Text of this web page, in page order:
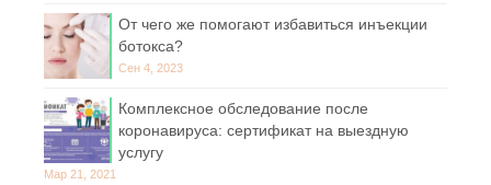
От чего же помогают избавиться инъекции
ботокса?
Сен 4, 2023
Комплексное обследование после
коронавируса: сертификат на выездную
услугу
Мар 21, 2021